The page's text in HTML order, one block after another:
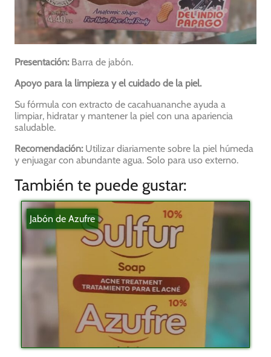
Presentación:Barra de jabón.
Apoyo para la limpieza y el cuidado de la piel.
Su fórmula con extracto de cacahuananche ayuda a
limpiar, hidratar y mantener la piel con una apariencia
saludable.
Recomendación:Utilizar diariamente sobre la piel húmeda
y enjuagar con abundante agua. Solo para uso externo.
También te puede gustar:
Jabón de Azufre